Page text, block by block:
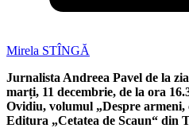
Mirela STÎNGĂ
Jurnalista Andreea Pavel de la
marți, 11 decembrie, de la ora
Ovidiu, volumul „Despre
Editura „Cetatea de Scaun“ din